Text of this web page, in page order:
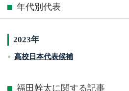
年代別代表
2023年
高校日本代表候補
福田幹太に関する記事